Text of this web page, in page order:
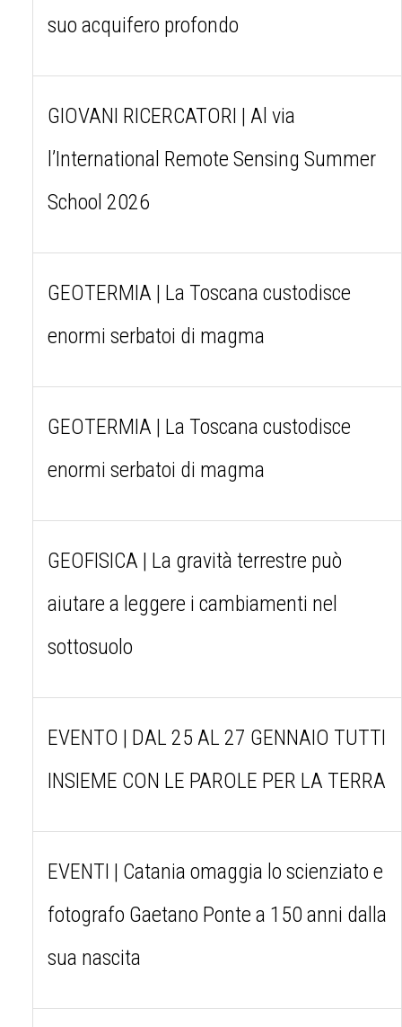
suo acquifero profondo
GIOVANI RICERCATORI | Al via
l’International Remote Sensing Summer
School 2026
GEOTERMIA | La Toscana custodisce
enormi serbatoi di magma
GEOTERMIA | La Toscana custodisce
enormi serbatoi di magma
GEOFISICA | La gravità terrestre può
aiutare a leggere i cambiamenti nel
sottosuolo
EVENTO | DAL 25 AL 27 GENNAIO TUTTI
INSIEME CON LE PAROLE PER LA TERRA
EVENTI | Catania omaggia lo scienziato e
fotografo Gaetano Ponte a 150 anni dalla
sua nascita